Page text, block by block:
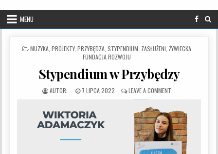
MENU
POSTED IN
MUZYKA, PROJEKTY, PRZYBĘDZA, STYPENDIUM ZASŁUŻENI ŻYWIECKA
FUNDACJA ROZWOJU
Stypendium w Przybędzy
PUBLISHED DATE:
7 LIPCA 2022 LEAVE A COMMENTON STYPENDIUM W